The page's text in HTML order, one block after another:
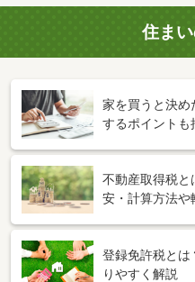
住ま
家を買うと決め
するポイントも
不動産取得税と
安・計算方法や
登録免許税とは
りやすく解説